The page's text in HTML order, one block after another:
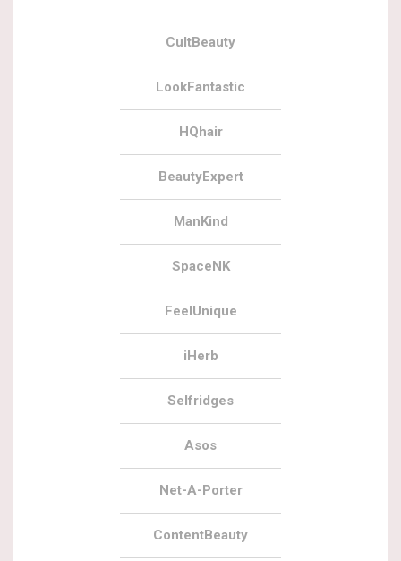
CultBeauty
LookFantastic
HQhair
BeautyExpert
ManKind
SpaceNK
FeelUnique
iHerb
Selfridges
Asos
Net-A-Porter
ContentBeauty